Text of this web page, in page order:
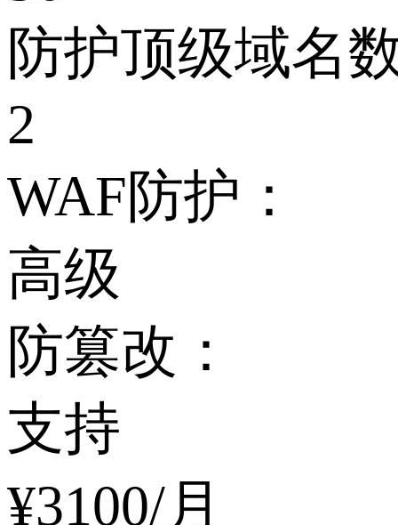
防护顶级域名
2
WAF防护：
高级
防篡改：
支持
¥3100/月